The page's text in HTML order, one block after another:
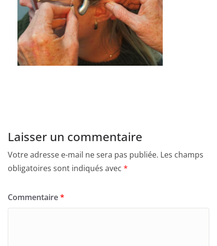
Laisser un commentaire
Votre adresse e-mail ne sera pas publiée. Les champs
obligatoires sont indiqués avec *
Commentaire*